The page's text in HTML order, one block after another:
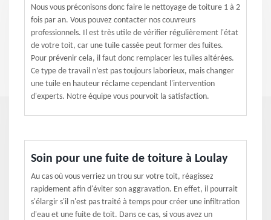
Nous vous préconisons donc faire le nettoyage de toiture 1 à 2
fois par an. Vous pouvez contacter nos couvreurs
professionnels. Il est très utile de vérifier régulièrement l'état
de votre toit, car une tuile cassée peut former des fuites.
Pour prévenir cela, il faut donc remplacer les tuiles altérées.
Ce type de travail n’est pas toujours laborieux, mais changer
une tuile en hauteur réclame cependant l'intervention
d'experts. Notre équipe vous pourvoit la satisfaction.
Soin pour une fuite de toiture à Loulay
Au cas où vous verriez un trou sur votre toit, réagissez
rapidement afin d'éviter son aggravation. En effet, il pourrait
s'élargir s'il n'est pas traité à temps pour créer une infiltration
d'eau et une fuite de toit. Dans ce cas, si vous avez un